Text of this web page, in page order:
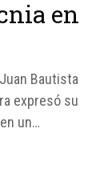
en
Bautista
expresó su
un
Juan